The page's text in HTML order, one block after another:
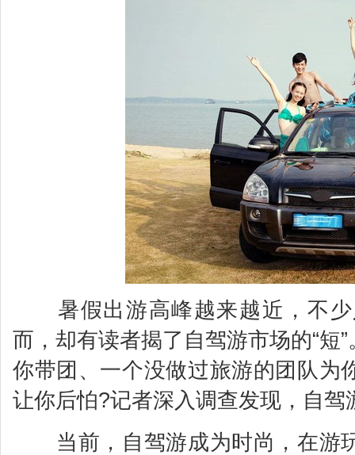
暑假出游高峰越来越近，不少
而，却有读者揭了自驾游市场的“短
你带团、一个没做过旅游的团队为
让你后怕?记者深入调查发现，自驾
当前，自驾游成为时尚，在游